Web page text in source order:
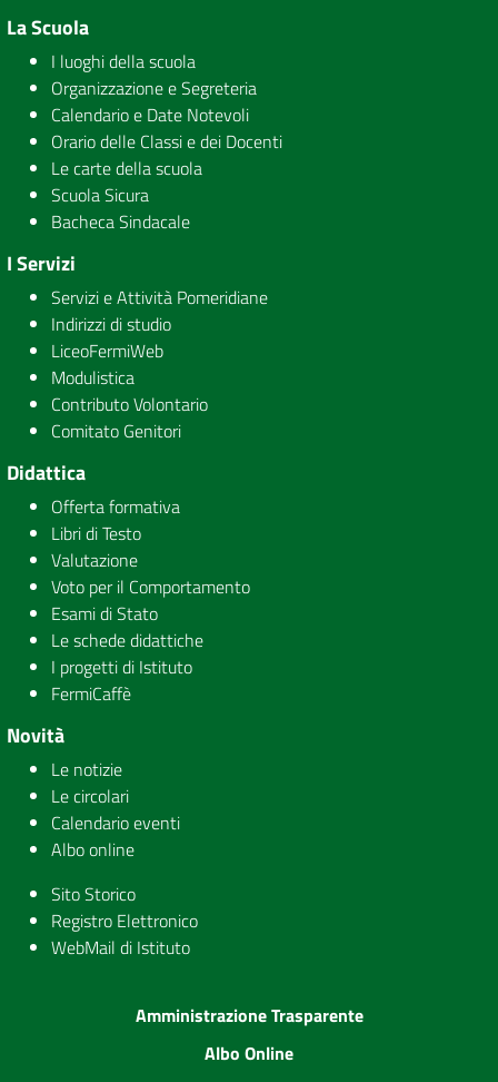
La Scuola
I luoghi della scuola
Organizzazione e Segreteria
Calendario e Date Notevoli
Orario delle Classi e dei Docenti
Le carte della scuola
Scuola Sicura
Bacheca Sindacale
I Servizi
Servizi e Attività Pomeridiane
Indirizzi di studio
LiceoFermiWeb
Modulistica
Contributo Volontario
Comitato Genitori
Didattica
Offerta formativa
Libri di Testo
Valutazione
Voto per il Comportamento
Esami di Stato
Le schede didattiche
I progetti di Istituto
FermiCaffè
Novità
Le notizie
Le circolari
Calendario eventi
Albo online
Sito Storico
Registro Elettronico
WebMail di Istituto
Amministrazione Trasparente
Albo Online